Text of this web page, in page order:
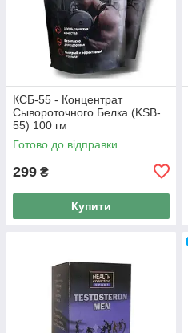
КСБ-55 - Концентрат
Сывороточного Белка (KSB-
55) 100 гм
Готово до відправки
299 ₴
Купити